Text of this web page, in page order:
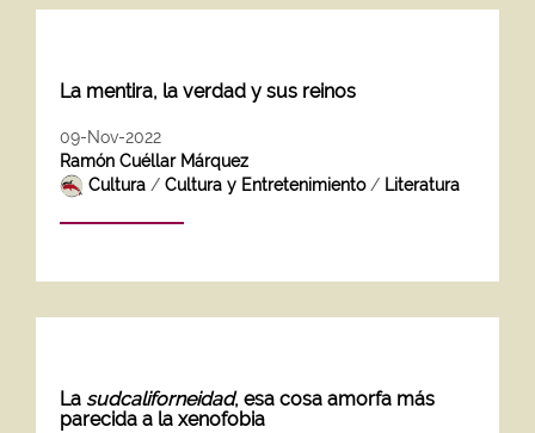
La mentira, la verdad y sus reinos
09-Nov-2022
Ramón Cuéllar Márquez
Cultura /Cultura y Entretenimiento/ Literatura
La sudcaliforneidad, esa cosa amorfa más
parecida a la xenofobia